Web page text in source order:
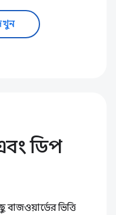
ডিপ
বাজওয়ার্ডের ভিত্তি